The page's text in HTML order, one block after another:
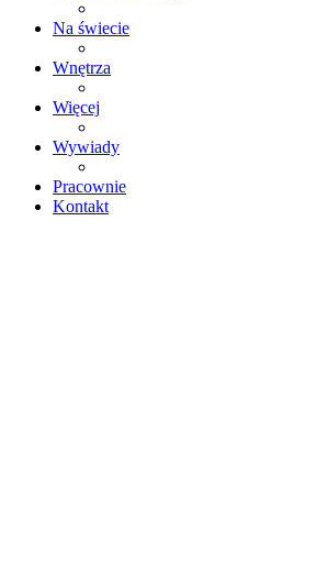
Na świecie
Wnętrza
Więcej
Wywiady
Pracownie
Kontakt